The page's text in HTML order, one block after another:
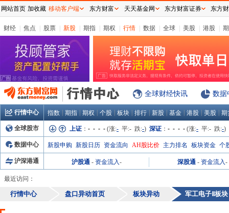
财经 焦点 股票 新股 期指 期权 行情 数据 全球 美股 港股
全球财经快讯 数据
行情中心 指数 期指 期权 个股 板块 排行 新股 基金 港股 美股 期
全球股市 上证 ： - - - - (涨:- 平:- 跌:-) 深证 ： - - - - (涨:- 平:- 跌:-)
数据中心 新股申购 新股日历 资金流向 AH股比价 主力排名 板块资金 个
沪深港通 沪股通 - 资金流入- 深股通 - 资金流入-
最近访问：
行情中心 盘口异动首页 板块异动 军工电子Ⅱ板块
网站首页 加收藏 移动客户端 东方财富 天天基金网 东方财富证券 东方